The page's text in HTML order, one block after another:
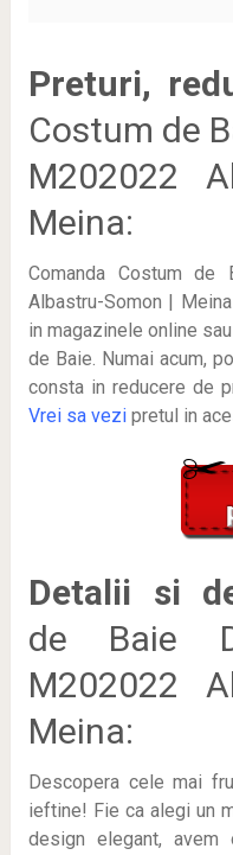
Preturi,
Costum de
M202022
Meina:
Comanda Costum
Albastru-Somon |
in magazinele online
de Baie. Numai acum,
consta in reducere de
Vrei sa vezi pretul in
Detalii si
de Baie
M202022
Meina:
Descopera cele mai
ieftine! Fie ca alegi un
design elegant,